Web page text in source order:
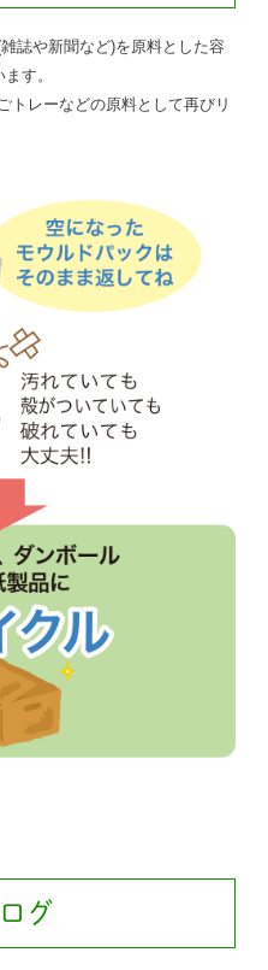
誌や新聞など)を原料とした容
す。
トレーなどの原料として再びリ
グ